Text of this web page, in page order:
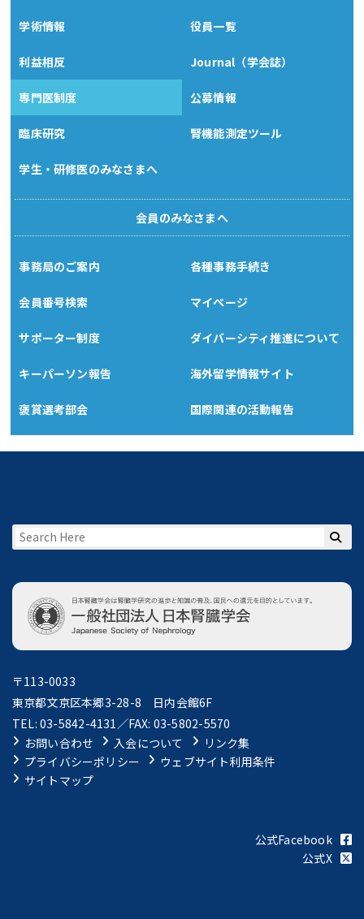
学術情報 役員一覧
利益相反 Journal（学会誌）
専門医制度 公募情報
臨床研究 腎機能測定ツール
学生・研修医のみなさまへ
会員のみなさまへ
事務局のご案内 各種事務手続き
会員番号検索 マイページ
サポーター制度 ダイバーシティ推進について
キーパーソン報告 海外留学情報サイト
褒賞選考部会 国際関連の活動報告
〒113-0033
東京都文京区本郷3-28-8 日内会館6F
TEL: 03-5842-4131／FAX: 03-5802-5570
お問い合わせ
入会について
リンク集
プライバシーポリシー
ウェブサイト利用条件
サイトマップ
公式Facebook
公式X